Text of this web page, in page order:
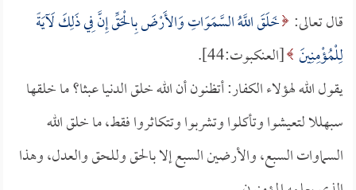
قال تعالى: خَلَقَ اللَّهُ السَّمَوَاتِ وَالأَرْضَ بِالْحَقِّ إِنَّ فِي ذَلِكَ لَآيَةً
لِلْمُؤْمِنِينَ [العنكبوت:44].
يقول الله لهؤلاء الكفار: أتظنون أن الله خلق الدنيا عبثا؟ ما خلقها
سبهللا لتعيشوا وتأكلوا وتشربوا وتتكاثروا فقط، ما خلق الله
السماوات السبع، والأرضين السبع إلا بالحق وللحق والعدل، وهذا